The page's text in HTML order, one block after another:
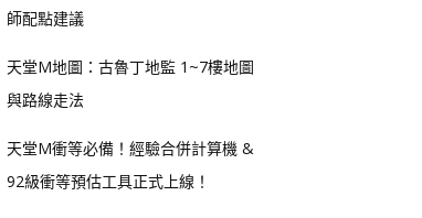
師配點建議
天堂M地圖：古魯丁地監 1~7樓地圖
與路線走法
天堂M衝等必備！經驗合併計算機 &
92級衝等預估工具正式上線！